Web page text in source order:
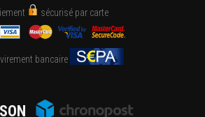
sécurisé par carte
bancaire